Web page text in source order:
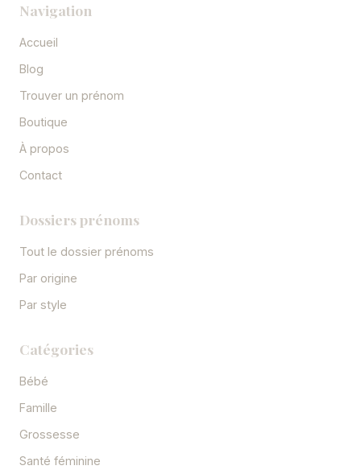
Navigation
Accueil
Blog
Trouver un prénom
Boutique
À propos
Contact
Dossiers prénoms
Tout le dossier prénoms
Par origine
Par style
Catégories
Bébé
Famille
Grossesse
Santé féminine